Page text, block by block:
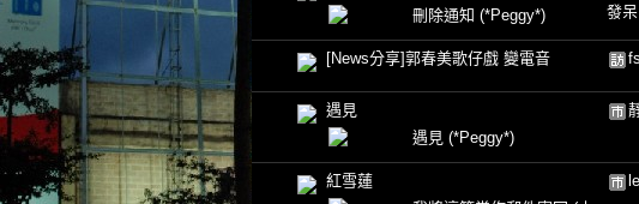
刪除通知 (*Peggy*)
發呆
[News分享]郭春美歌仔戲 變電音
遇見
遇見 (*Peggy*)
紅雪蓮